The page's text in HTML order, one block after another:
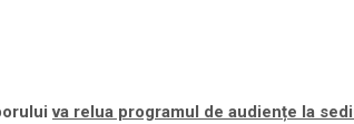
va relua programul de audiențe la